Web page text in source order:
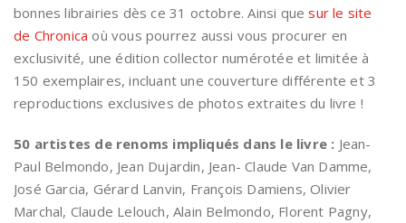
bonnes librairies dès ce 31 octobre. Ainsi quesur le site
de Chronica où vous pourrez aussi vous procurer en
exclusivité, une édition collector numérotée et limitée à
150 exemplaires, incluant une couverture différente et 3
reproductions exclusives de photos extraites du livre !
50 artistes de renoms impliqués dans le livre : Jean-
Paul Belmondo, Jean Dujardin, Jean- Claude Van Damme,
José Garcia, Gérard Lanvin, François Damiens, Olivier
Marchal, Claude Lelouch, Alain Belmondo, Florent Pagny,